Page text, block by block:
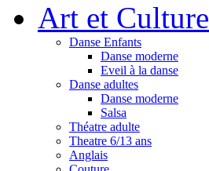
Art et Culture
Danse Enfants
Danse moderne
Eveil à la danse
Danse adultes
Danse moderne
Salsa
Théatre adulte
Theatre 6/13 ans
Anglais